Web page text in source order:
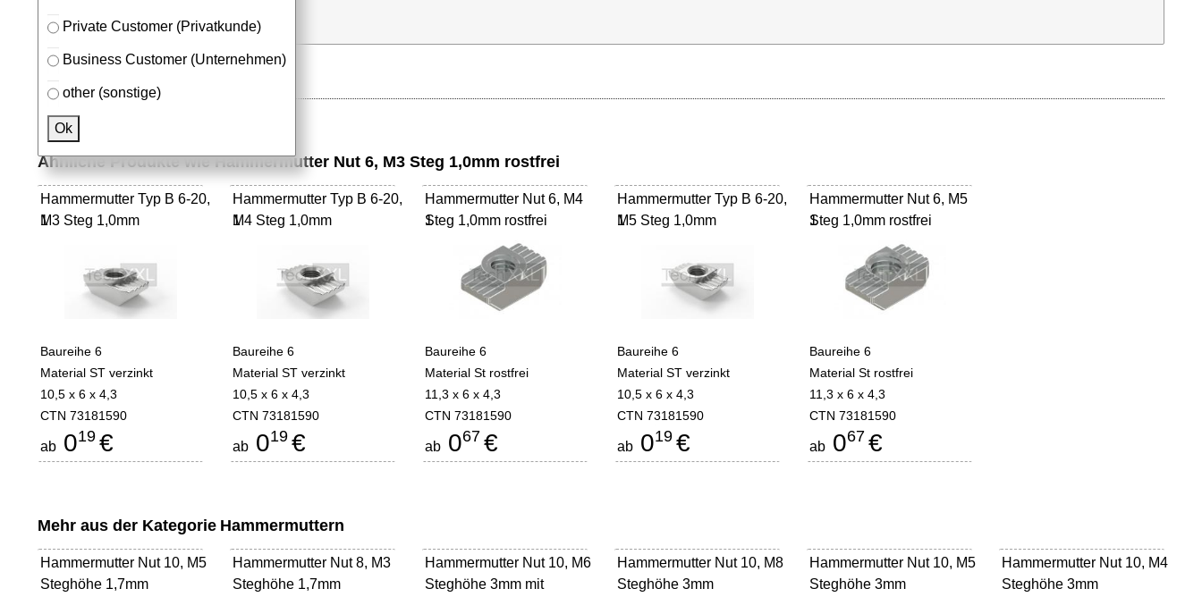
Private Customer (Privatkunde)
Business Customer (Unternehmen)
other (sonstige)
Ok
Stk. in Anfrageliste
Ähnliche Produkte wie Hammermutter Nut 6, M3 Steg 1,0mm rostfrei
Hammermutter Typ B 6-20,
M3 Steg 1,0mm
1
Baureihe 6
Material ST verzinkt
10,5 x 6 x 4,3
CTN 73181590
ab 019 €
Hammermutter Typ B 6-20,
M4 Steg 1,0mm
1
Baureihe 6
Material ST verzinkt
10,5 x 6 x 4,3
CTN 73181590
ab 019 €
Hammermutter Nut 6, M4
Steg 1,0mm rostfrei
1
Baureihe 6
Material St rostfrei
11,3 x 6 x 4,3
CTN 73181590
ab 067 €
Hammermutter Typ B 6-20,
M5 Steg 1,0mm
1
Baureihe 6
Material ST verzinkt
10,5 x 6 x 4,3
CTN 73181590
ab 019 €
Hammermutter Nut 6, M5
Steg 1,0mm rostfrei
1
Baureihe 6
Material St rostfrei
11,3 x 6 x 4,3
CTN 73181590
ab 067 €
Mehr aus der Kategorie Hammermuttern
Hammermutter Nut 10, M5
Steghöhe 1,7mm
Hammermutter Nut 8, M3
Steghöhe 1,7mm
Hammermutter Nut 10, M6
Steghöhe 3mm mit
Hammermutter Nut 10, M8
Steghöhe 3mm
Hammermutter Nut 10, M5
Steghöhe 3mm
Hammermutter Nut 10, M4
Steghöhe 3mm